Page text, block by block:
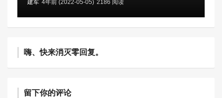
建军 4年前 (2022-05-05) 2186 阅读
嗨、快来消灭零回复。
留下你的评论